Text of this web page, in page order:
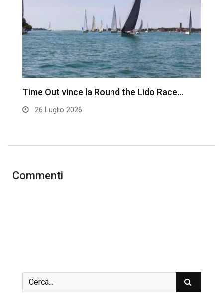
Time Out vince la Round the Lido Race…
26 Luglio 2026
Commenti